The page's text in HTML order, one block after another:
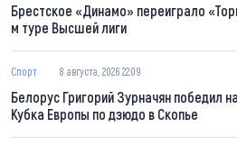
Брестское «Динамо» переиграло
м туре Высшей лиги
Спорт 8 августа, 2026 22:09
Белорус Григорий Зурначян победил
Кубка Европы по дзюдо в Скопье